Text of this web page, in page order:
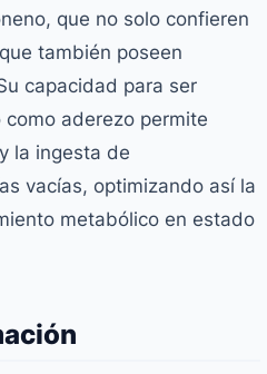
que no solo confieren
también poseen
capacidad para ser
como aderezo permite
la ingesta de
vacías, optimizando así la
metabólico en estado